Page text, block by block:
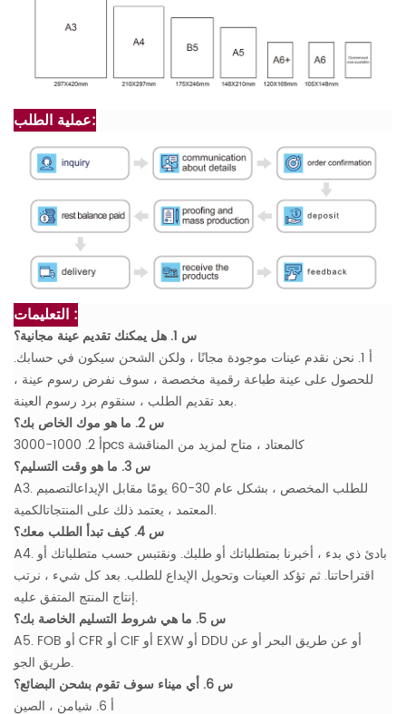
عملية الطلب:
التعليمات :
س 1. هل يمكنك تقديم عينة مجانية؟
أ 1. نحن نقدم عينات موجودة مجانًا ، ولكن الشحن سيكون في حسابك.
للحصول على عينة طباعة رقمية مخصصة ، سوف نفرض رسوم عينة ،
بعد تقديم الطلب ، سنقوم برد رسوم العينة.
س 2. ما هو موك الخاص بك؟
أ 2. 1000-3000pcs كالمعتاد ، متاح لمزيد من المناقشة
س 3. ما هو وقت التسليم؟
A3. للطلب المخصص ، بشكل عام 30-60 يومًا مقابل الإيداعالتصميم
المعتمد ، يعتمد ذلك على المنتجاتالكمية.
س 4. كيف تبدأ الطلب معك؟
A4. بادئ ذي بدء ، أخبرنا بمتطلباتك أو طلبك. ونقتبس حسب متطلباتك أو
اقتراحاتنا. ثم تؤكد العينات وتحويل الإيداع للطلب. بعد كل شيء ، نرتب
إنتاج المنتج المتفق عليه.
س 5. ما هي شروط التسليم الخاصة بك؟
A5. FOB أو CFR أو CIF أو EXW أو DDU أو عن طريق البحر أو عن
طريق الجو.
س 6. أي ميناء سوف تقوم بشحن البضائع؟
أ 6. شيامن ، الصين